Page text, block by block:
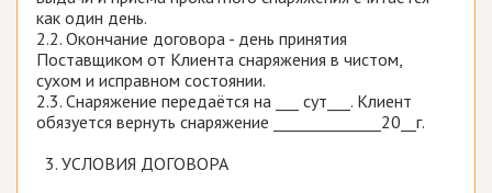
как один день.
2.2. Окончание договора - день принятия
Поставщиком от Клиента снаряжения в чистом,
сухом и исправном состоянии.
2.3. Снаряжение передаётся на ___ сут___. Клиент
обязуется вернуть снаряжение ______________20__г.
3. УСЛОВИЯ ДОГОВОРА